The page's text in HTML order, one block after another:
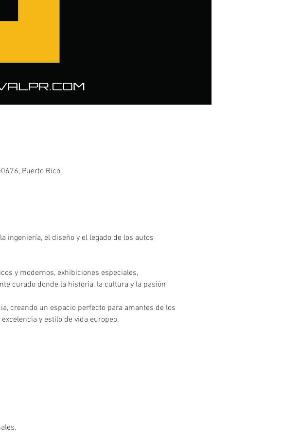
Puerto Rico
el diseño y el legado de los autos
y modernos, exhibiciones especiales,
curado donde la historia, la cultura y la pasión
creando un espacio perfecto para amantes de los
y estilo de vida europeo.